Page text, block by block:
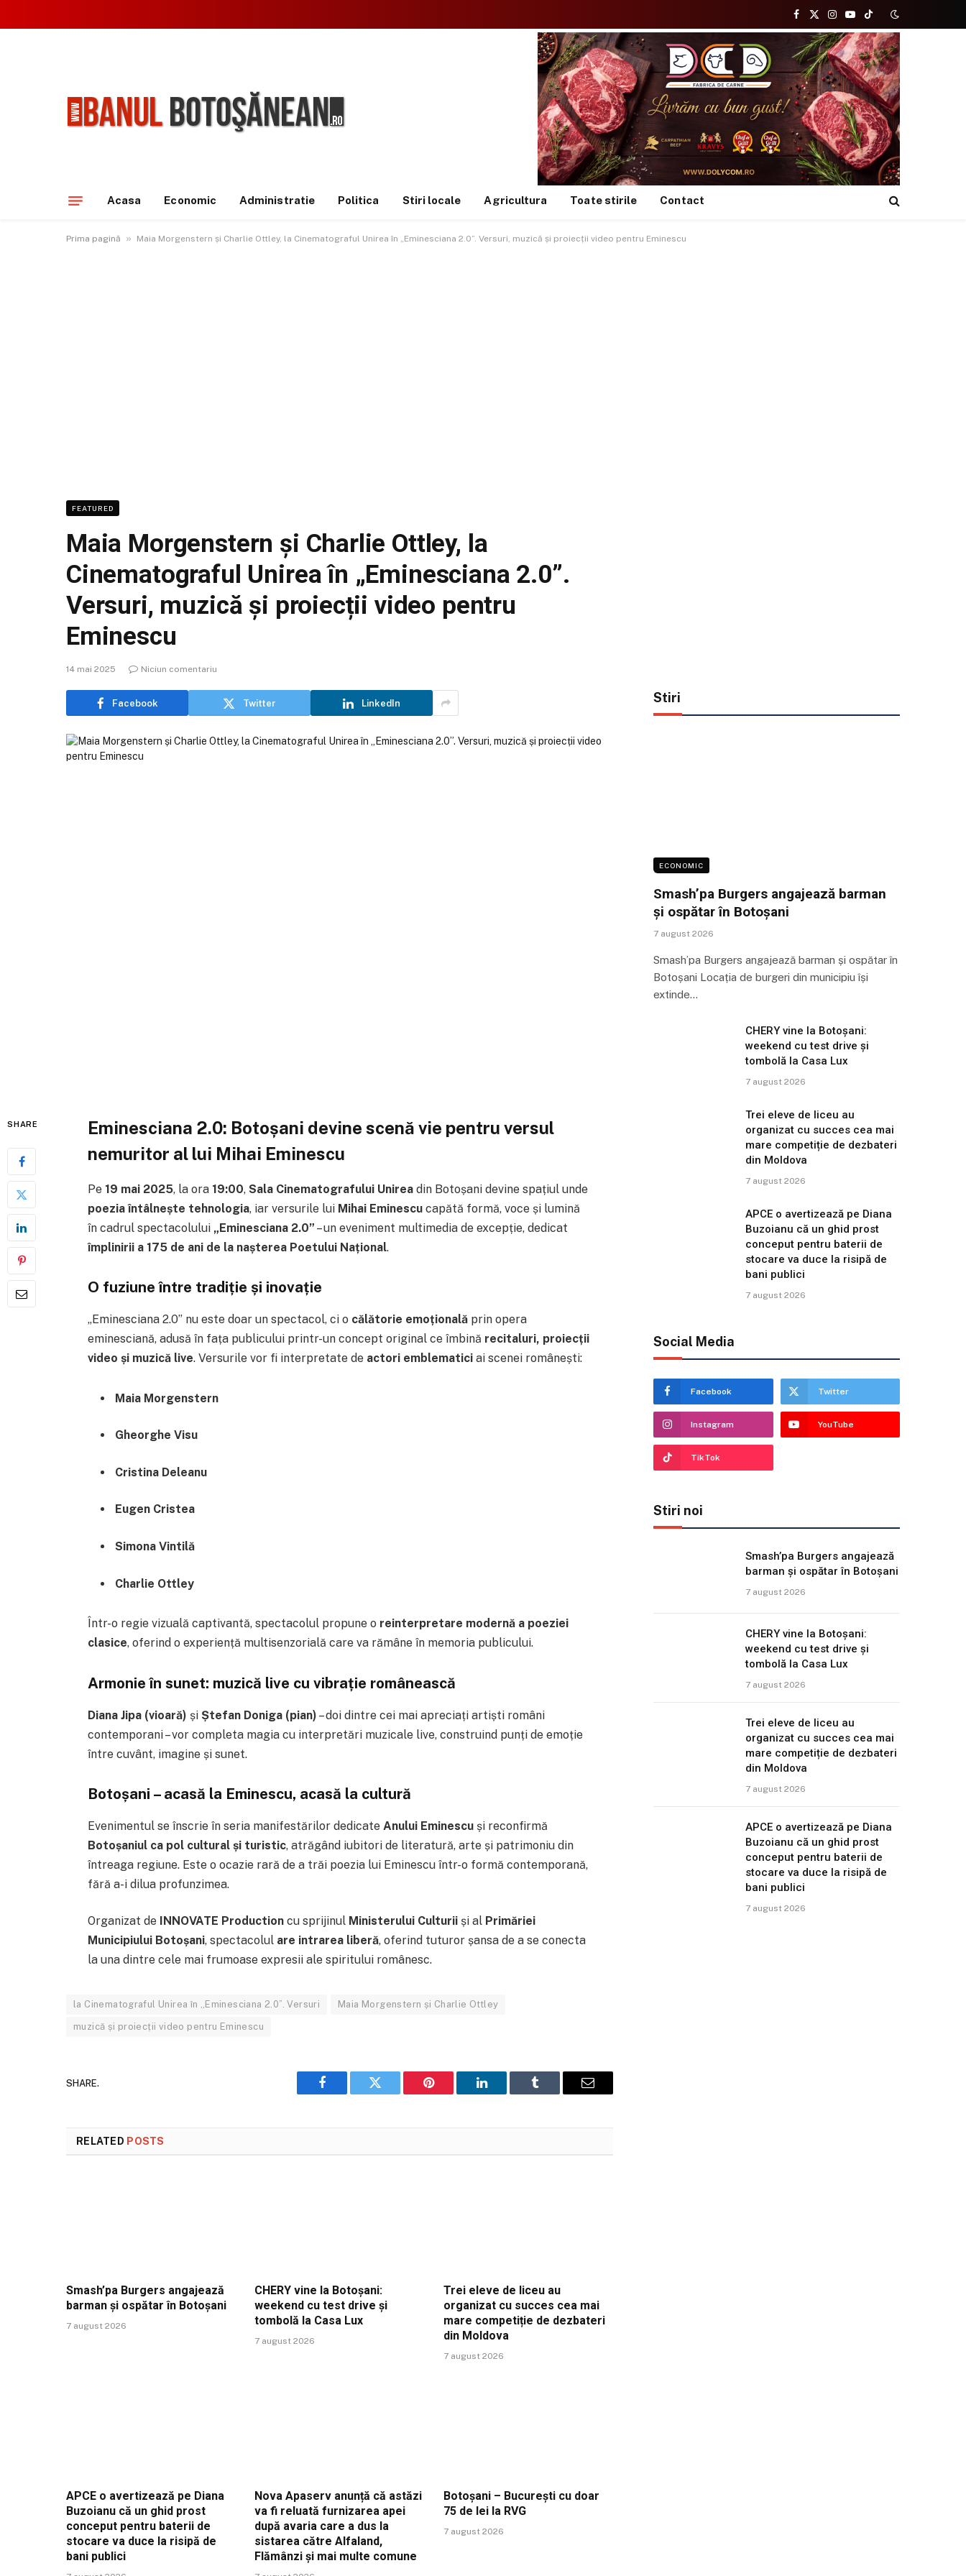
Facebook
X
(Twitter)
Instagram
YouTubeTikTok
Acasa Economic Administratie Politica Stiri locale Agricultura Toate stirile Contact
Prima pagină » Maia Morgenstern și Charlie Ottley, la Cinematograful Unirea în „Eminesciana 2.0”. Versuri, muzică și proiecții video pentru Eminescu
FEATURED
Maia Morgenstern și Charlie Ottley, la
Cinematograful Unirea în „Eminesciana 2.0”.
Versuri, muzică și proiecții video pentru
Eminescu
14 mai 2025 Niciun comentariu
Facebook Twitter LinkedIn
SHARE
Eminesciana 2.0: Botoșani devine scenă vie pentru versul
nemuritor al lui Mihai Eminescu
Pe 19 mai 2025, la ora 19:00, Sala Cinematografului Unireadin Botoșani devine spațiul unde
poezia întâlnește tehnologia, iar versurile lui Mihai Eminescucapătă formă, voce și lumină
în cadrul spectacolului „Eminesciana 2.0” – un eveniment multimedia de excepție, dedicat
împlinirii a 175 de ani de la nașterea Poetului Național.
O fuziune între tradiție și inovație
„Eminesciana 2.0” nu este doar un spectacol, ci o călătorie emoționalăprin opera
eminesciană, adusă în fața publicului printr-un concept original ce îmbină recitaluri, proiecții
video și muzică live. Versurile vor fi interpretate de actori emblematiciai scenei românești:
Maia Morgenstern
Gheorghe Visu
Cristina Deleanu
Eugen Cristea
Simona Vintilă
Charlie Ottley
Într-o regie vizuală captivantă, spectacolul propune o reinterpretare modernă a poeziei
clasice, oferind o experiență multisenzorială care va rămâne în memoria publicului.
Armonie în sunet: muzică live cu vibrație românească
Diana Jipa (vioară) și Ștefan Doniga (pian) – doi dintre cei mai apreciați artiști români
contemporani – vor completa magia cu interpretări muzicale live, construind punți de emoție
între cuvânt, imagine și sunet.
Botoșani – acasă la Eminescu, acasă la cultură
Evenimentul se înscrie în seria manifestărilor dedicate Anului Eminescuși reconfirmă
Botoșaniul ca pol cultural și turistic, atrăgând iubitori de literatură, arte și patrimoniu din
întreaga regiune. Este o ocazie rară de a trăi poezia lui Eminescu într-o formă contemporană,
fără a-i dilua profunzimea.
Organizat de INNOVATE Productioncu sprijinul Ministerului Culturiiși al Primăriei
Municipiului Botoșani, spectacolul are intrarea liberă, oferind tuturor șansa de a se conecta
la una dintre cele mai frumoase expresii ale spiritului românesc.
la Cinematograful Unirea în „Eminesciana 2.0”. Versuri Maia Morgenstern și Charlie Ottley
muzică și proiecții video pentru Eminescu
SHARE.
Facebook Twitter Pinterest LinkedIn Tumblr Email
RELATED POSTS
Smash’pa Burgers angajează
barman și ospătar în Botoșani
7 august 2026
CHERY vine la Botoșani:
weekend cu test drive și
tombolă la Casa Lux
7 august 2026
Trei eleve de liceu au
organizat cu succes cea mai
mare competiție de dezbateri
din Moldova
7 august 2026
APCE o avertizează pe Diana
Buzoianu că un ghid prost
conceput pentru baterii de
stocare va duce la risipă de
bani publici
Nova Apaserv anunță că astăzi
va fi reluată furnizarea apei
după avaria care a dus la
sistarea către Alfaland,
Flămânzi și mai multe comune
Botoșani – București cu doar
75 de lei la RVG
7 august 2026
Stiri
ECONOMIC
Smash’pa Burgers angajează barman
și ospătar în Botoșani
7 august 2026
Smash’pa Burgers angajează barman și ospătar în
Botoșani Locația de burgeri din municipiu își
extinde…
CHERY vine la Botoșani:
weekend cu test drive și
tombolă la Casa Lux
7 august 2026
Trei eleve de liceu au
organizat cu succes cea mai
mare competiție de dezbateri
din Moldova
7 august 2026
APCE o avertizează pe Diana
Buzoianu că un ghid prost
conceput pentru baterii de
stocare va duce la risipă de
bani publici
7 august 2026
Social Media
Facebook Twitter
Instagram YouTube
TikTok
Stiri noi
Smash’pa Burgers angajează
barman și ospătar în Botoșani
7 august 2026
CHERY vine la Botoșani:
weekend cu test drive și
tombolă la Casa Lux
7 august 2026
Trei eleve de liceu au
organizat cu succes cea mai
mare competiție de dezbateri
din Moldova
7 august 2026
APCE o avertizează pe Diana
Buzoianu că un ghid prost
conceput pentru baterii de
stocare va duce la risipă de
bani publici
7 august 2026